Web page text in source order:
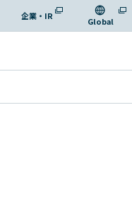
企業・IR Global